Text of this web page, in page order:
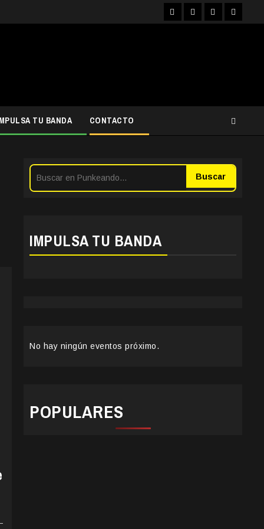
FacebookInstagram
YouTubeTwitter
TU BANDA CONTACTO
Buscar
IMPULSA TU BANDA
No hay ningún eventos próximo.
POPULARES